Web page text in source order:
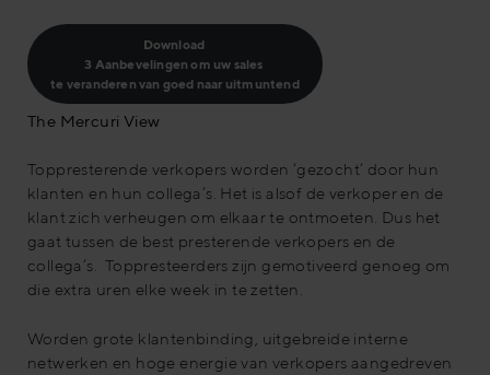
Download
3 Aanbevelingen om uw sales
te veranderen van goed naar uitmuntend
The Mercuri View
Toppresterende verkopers worden ‘gezocht’ door hun
klanten en hun collega’s. Het is alsof de verkoper en de
klant zich verheugen om elkaar te ontmoeten. Dus het
gaat tussen de best presterende verkopers en de
collega’s. Toppresteerders zijn gemotiveerd genoeg om
die extra uren elke week in te zetten.
Worden grote klantenbinding, uitgebreide interne
netwerken en hoge energie van verkopers aangedreven